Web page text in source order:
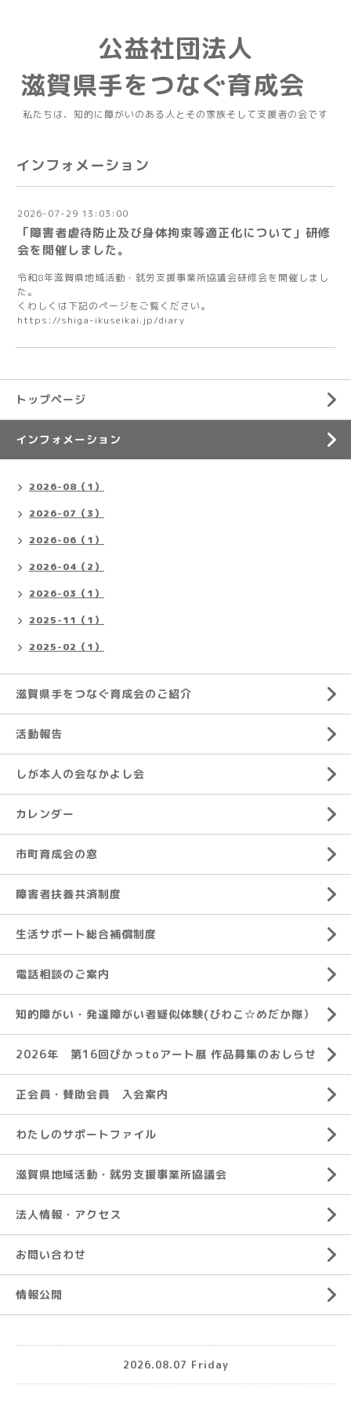
公益社団法人
滋賀県手をつなぐ育成会
私たちは、知的に障がいのある人とその家族そして支援者の会です
インフォメーション
2026-07-29 13:03:00
「障害者虐待防止及び身体拘束等適正化について」研修
会を開催しました。
令和8年滋賀県地域活動・就労支援事業所協議会研修会を開催しまし
た。
くわしくは下記のページをご覧ください。
https://shiga-ikuseikai.jp/diary
トップページ
インフォメーション
2026-08（1）
2026-07（3）
2026-06（1）
2026-04（2）
2026-03（1）
2025-11（1）
2025-02（1）
滋賀県手をつなぐ育成会のご紹介
活動報告
しが本人の会なかよし会
カレンダー
市町育成会の窓
障害者扶養共済制度
生活サポート総合補償制度
電話相談のご案内
知的障がい・発達障がい者疑似体験(びわこ☆めだか隊）
2026年 第16回ぴかっtoアート展 作品募集のおしらせ
正会員・賛助会員 入会案内
わたしのサポートファイル
滋賀県地域活動・就労支援事業所協議会
法人情報・アクセス
お問い合わせ
情報公開
2026.08.07 Friday